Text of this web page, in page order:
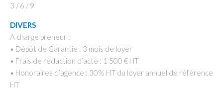
3 / 6 / 9
DIVERS
A charge preneur :
• Dépôt de Garantie : 3 mois de loyer
• Frais de rédaction d’acte : 1 500 € HT
• Honoraires d’agence : 30% HT du loyer annuel de référence
HT